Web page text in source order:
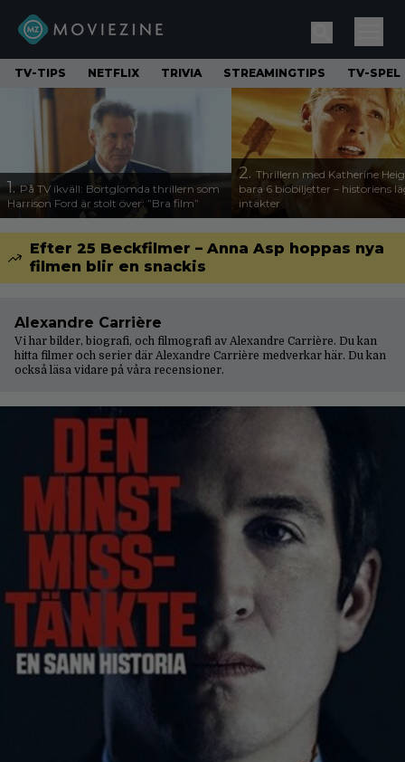
TV-TIPS NETFLIX TRIVIA STREAMINGTIPS TV-SPEL
1. På TV ikväll: Bortglömda thrillern som
Harrison Ford är stolt över: ”Bra film”
2. Thrillern med Katherine
bara 6 biobiljetter – historiens
intäkter
Efter 25 Beckfilmer – Anna Asp hoppas nya
filmen blir en snackis
Alexandre Carrière
Vi har bilder, biografi, och filmografi av Alexandre Carrière. Du kan
hitta filmer och serier där Alexandre Carrière medverkar här. Du kan
också läsa vidare på våra recensioner.